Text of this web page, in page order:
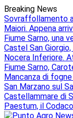
Breaking News
Sovraffollamento
Maiori. Appena
Fiume Sarno, una
Castel San
Nocera Inferiore.
Fiume Sarno,
Mancanza di
San Marzano sul
Castellammare di
Paestum, il